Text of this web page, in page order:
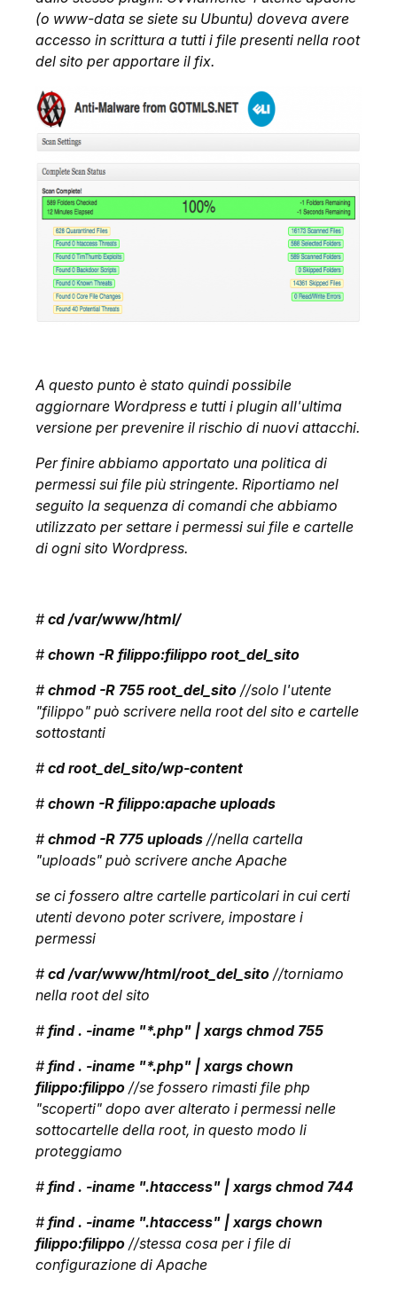
(o www-data se siete su Ubuntu) doveva avere
accesso in scrittura a tutti i file presenti nella root
del sito per apportare il fix.
A questo punto è stato quindi possibile
aggiornare Wordpress e tutti i plugin all'ultima
versione per prevenire il rischio di nuovi attacchi.
Per finire abbiamo apportato una politica di
permessi sui file più stringente. Riportiamo nel
seguito la sequenza di comandi che abbiamo
utilizzato per settare i permessi sui file e cartelle
di ogni sito Wordpress.
# cd /var/www/html/
# chown -R filippo:filippo root_del_sito
# chmod -R 755 root_del_sito //solo l'utente
"filippo" può scrivere nella root del sito e cartelle
sottostanti
# cd root_del_sito/wp-content
# chown -R filippo:apache uploads
# chmod -R 775 uploads //nella cartella
"uploads" può scrivere anche Apache
se ci fossero altre cartelle particolari in cui certi
utenti devono poter scrivere, impostare i
permessi
# cd /var/www/html/root_del_sito //torniamo
nella root del sito
# find . -iname "*.php" | xargs chmod 755
# find . -iname "*.php" | xargs chown
filippo:filippo //se fossero rimasti file php
"scoperti" dopo aver alterato i permessi nelle
sottocartelle della root, in questo modo li
proteggiamo
# find . -iname ".htaccess" | xargs chmod 744
# find . -iname ".htaccess" | xargs chown
filippo:filippo //stessa cosa per i file di
configurazione di Apache